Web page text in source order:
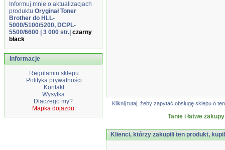
Informuj mnie o aktualizacjach
produktu Oryginał Toner
Brother do HLL-
5000/5100/5200, DCPL-
5500/6600 | 3 000 str.| czarny
black
Informacje
Regulamin sklepu
Polityka prywatności
Kontakt
Wysyłka
Dlaczego my?
Mapka dojazdu
Kliknij tutaj, żeby zapytać obsługę sklepu o
Tanie i łatwe
Klienci, którzy zakupili ten produkt,